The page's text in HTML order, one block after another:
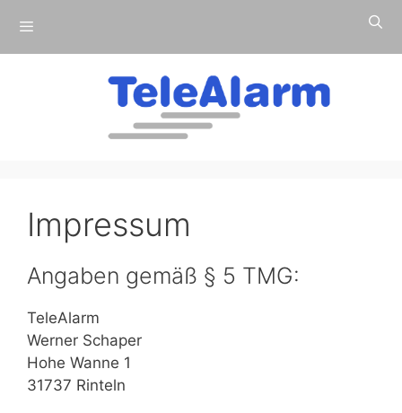
Inhalt
springen
Impressum
Angaben gemäß § 5 TMG:
TeleAlarm
Werner Schaper
Hohe Wanne 1
31737 Rinteln